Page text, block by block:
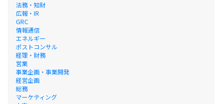
法務・知財
広報・IR
GRC
情報通信
エネルギー
ポストコンサル
経理・財務
営業
事業企画・事業開発
経営企画
総務
マーケティング